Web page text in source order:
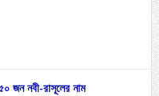
জন নবী-রাসূলের নাম